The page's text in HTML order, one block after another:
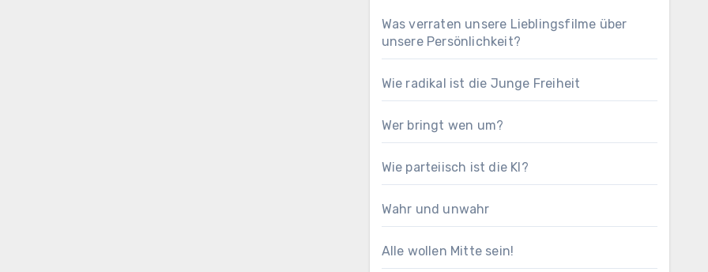
Was verraten unsere Lieblingsfilme über
unsere Persönlichkeit?
Wie radikal ist die Junge Freiheit
Wer bringt wen um?
Wie parteiisch ist die KI?
Wahr und unwahr
Alle wollen Mitte sein!